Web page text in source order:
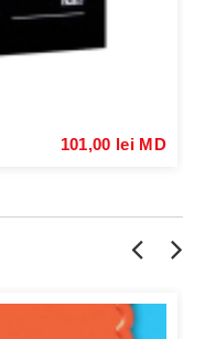
101,00 lei MD